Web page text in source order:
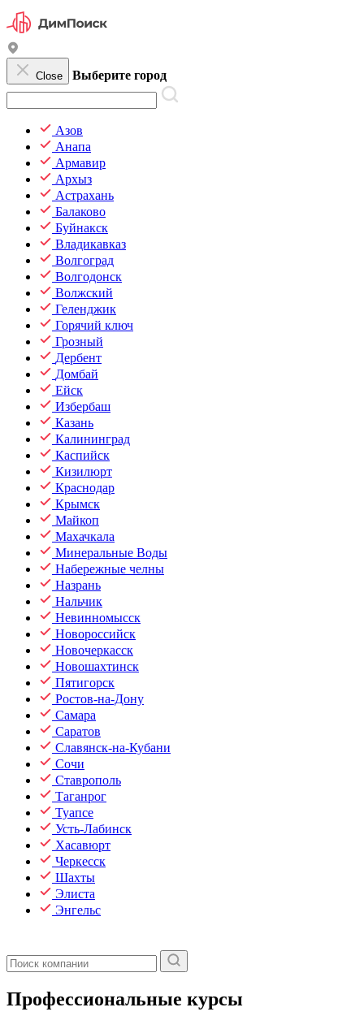
Close Выберите город
Азов
Анапа
Армавир
Архыз
Астрахань
Балаково
Буйнакск
Владикавказ
Волгоград
Волгодонск
Волжский
Геленджик
Горячий ключ
Грозный
Дербент
Домбай
Ейск
Избербаш
Казань
Калининград
Каспийск
Кизилюрт
Краснодар
Крымск
Майкоп
Махачкала
Минеральные Воды
Набережные челны
Назрань
Нальчик
Невинномысск
Новороссийск
Новочеркасск
Новошахтинск
Пятигорск
Ростов-на-Дону
Самара
Саратов
Славянск-на-Кубани
Сочи
Ставрополь
Таганрог
Туапсе
Усть-Лабинск
Хасавюрт
Черкесск
Шахты
Элиста
Энгельс
Профессиональные курсы